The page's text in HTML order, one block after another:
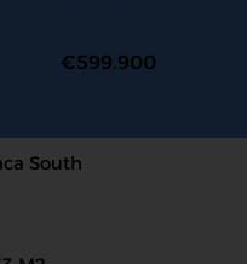
€599.900
South